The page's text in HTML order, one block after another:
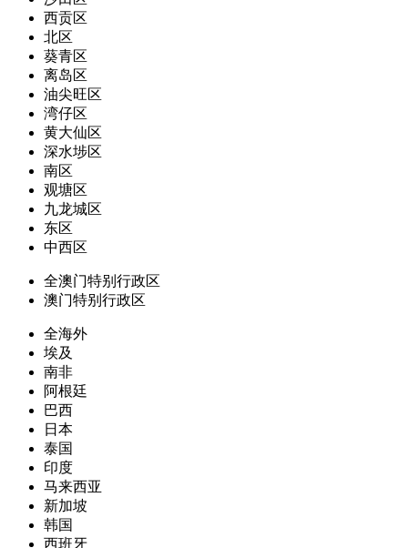
西贡区
北区
葵青区
离岛区
油尖旺区
湾仔区
黄大仙区
深水埗区
南区
观塘区
九龙城区
东区
中西区
全澳门特别行政区
澳门特别行政区
全海外
埃及
南非
阿根廷
巴西
日本
泰国
印度
马来西亚
新加坡
韩国
西班牙